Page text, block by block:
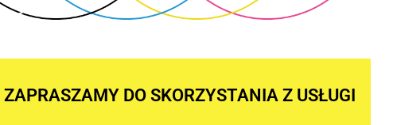
ZAPRASZAMY DO SKORZYSTANIA Z USŁUGI